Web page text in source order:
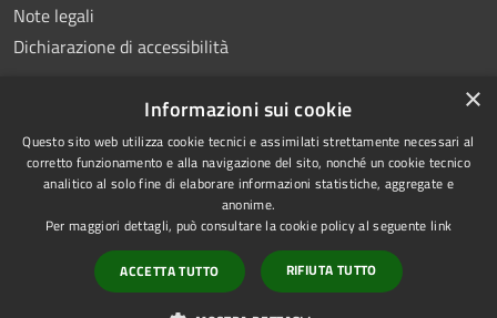
Note legali
Dichiarazione di accessibilità
RSS
Accessibilità
Privacy
Mappa del sito
Copyright © 2026 • Comune di
Montemiletto • Powered by
Municipium•Accesso
redazione
×
Informazioni sui cookie
Questo sito web utilizza cookie tecnici e assimilati strettamente necessari al
corretto funzionamento e alla navigazione del sito, nonché un cookie tecnico
analitico al solo fine di elaborare informazioni statistiche, aggregate e
anonime.
Per maggiori dettagli, può consultare la cookie policy al seguente link
ACCETTA TUTTO RIFIUTA TUTTO